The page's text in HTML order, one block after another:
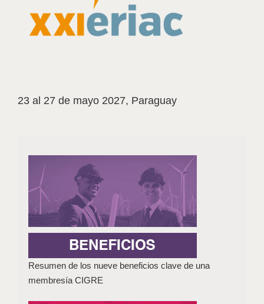
23 al 27 de mayo 2027, Paraguay
Resumen de los nueve beneficios clave de una
membresía CIGRE